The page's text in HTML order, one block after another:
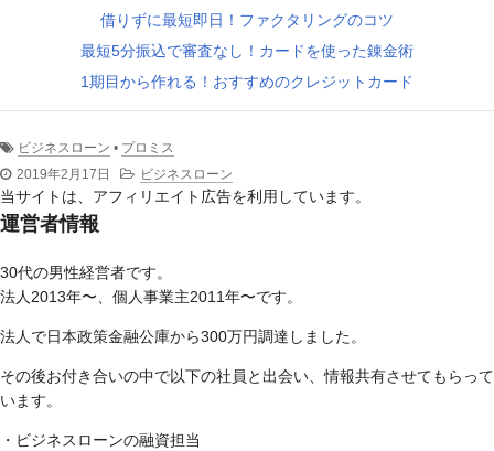
借りずに最短即日！ファクタリングのコツ
最短5分振込で審査なし！カードを使った錬金術
1期目から作れる！おすすめのクレジットカード
ビジネスローン • プロミス
2019年2月17日
ビジネスローン
当サイトは、アフィリエイト広告を利用しています。
運営者情報
30代の男性経営者です。
法人2013年〜、個人事業主2011年〜です。
法人で日本政策金融公庫から300万円調達しました。
その後お付き合いの中で以下の社員と出会い、情報共有させてもらって
います。
・ビジネスローンの融資担当